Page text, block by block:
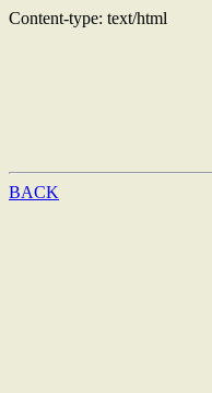
Content-type: text/html
BACK